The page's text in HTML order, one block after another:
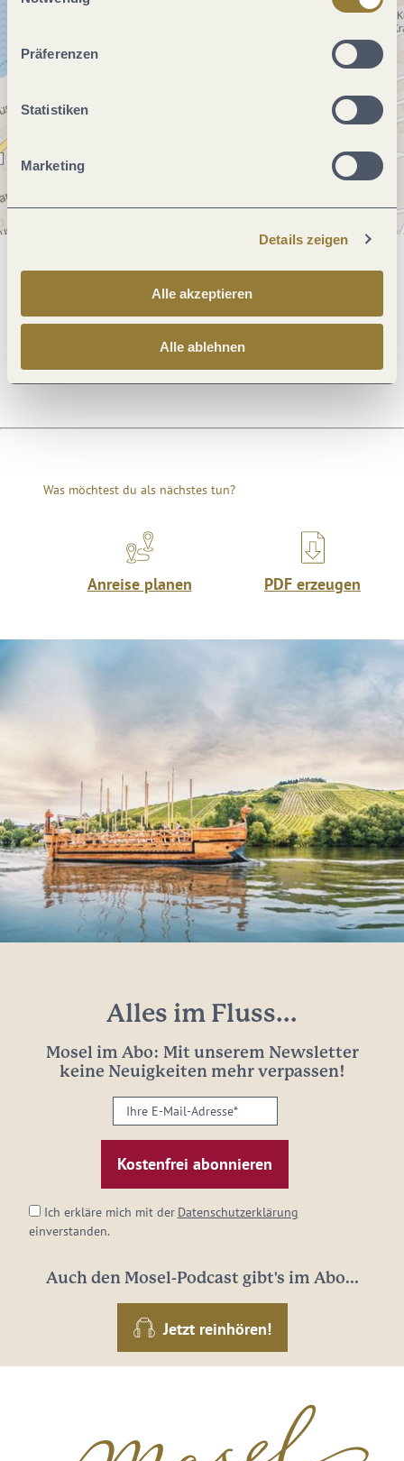
ablehnen" kann es zu Beeinträchtigungen in der Nutzung
Präferenzen
Statistiken
Marketing
Details zeigen
Alle akzeptieren
Alle ablehnen
Allgemeine Informationen
Öffnungszeiten
Was möchtest du als nächstes tun?
Anreise planen PDF erzeugen
Alles im Fluss...
Mosel im Abo: Mit unserem Newsletter
keine Neuigkeiten mehr verpassen!
Ihre
E-
Mail-
Adresse:
Ich erkläre mich mit der Datenschutzerklärung
einverstanden.
Auch den Mosel-Podcast gibt's im Abo...
Jetzt reinhören!